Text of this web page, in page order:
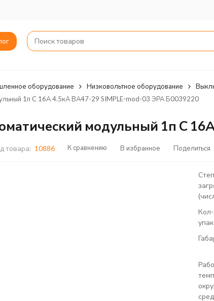
оборудование Низковольтное оборудование
1п C 16А 4.5кА ВА47-29 SIMPLE-mod-03 ЭРА Б0039220
модульный 1п C
товара: 10886 К сравнению В избранное Поделиться